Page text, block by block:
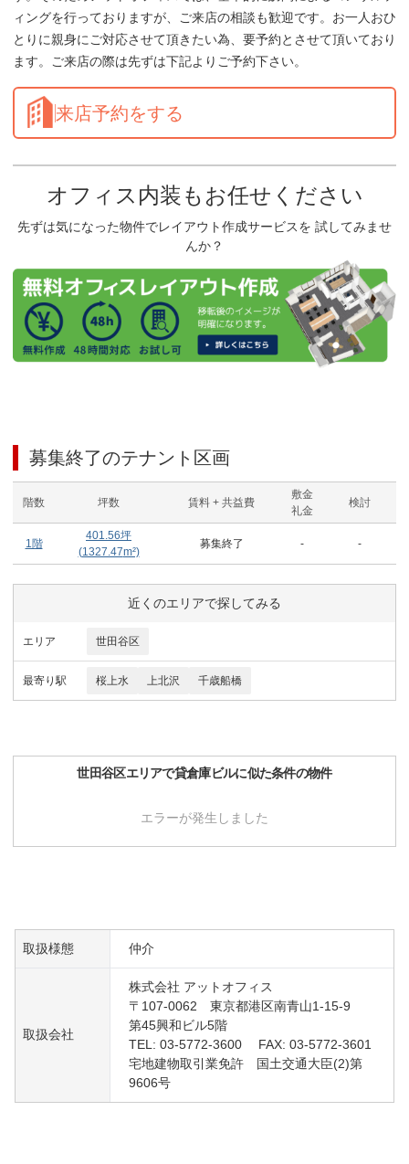
ィングを行っておりますが、ご来店の相談も歓迎です。お一人おひ
とりに親身にご対応させて頂きたい為、要予約とさせて頂いており
ます。ご来店の際は先ずは下記よりご予約下さい。
来店予約をする
オフィス内装もお任せください
先ずは気になった物件でレイアウト作成サービスを 試してみませ
んか？
募集終了のテナント区画
階数 坪数 賃料 + 共益費
敷金
礼金
検討
1階
401.56坪
(1327.47m²)
募集終了 - -
近くのエリアで探してみる
エリア 世田谷区
最寄り駅 桜上水 上北沢 千歳船橋
世田谷区エリアで貸倉庫ビルに似た条件の物件
エラーが発生しました
取扱様態 仲介
取扱会社
株式会社 アットオフィス
〒107-0062 東京都港区南青山1-15-9
第45興和ビル5階
TEL: 03-5772-3600 FAX: 03-5772-3601
宅地建物取引業免許 国土交通大臣(2)第
9606号